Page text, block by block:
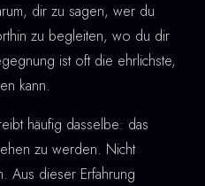
dir zu sagen, wer du
zu begleiten, wo du dir
ist oft die ehrlichste,
kann.
häufig dasselbe: das
zu werden. Nicht
Aus dieser Erfahrung